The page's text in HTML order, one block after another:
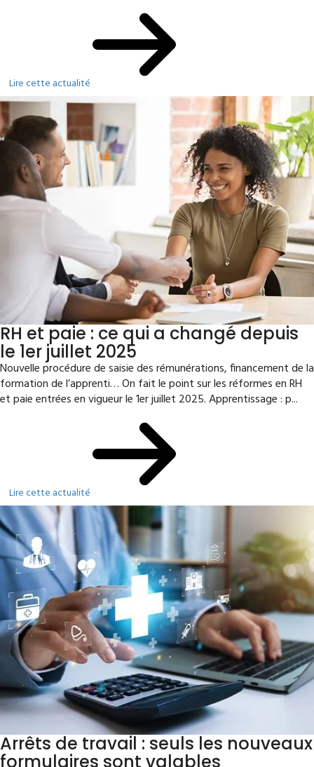
Lire cette actualité
RH et paie : ce qui a changé depuis
le 1er juillet 2025
Nouvelle procédure de saisie des rémunérations, financement de la
formation de l’apprenti… On fait le point sur les réformes en RH
et paie entrées en vigueur le 1er juillet 2025. Apprentissage : p...
Lire cette actualité
Arrêts de travail : seuls les nouveaux
formulaires sont valables